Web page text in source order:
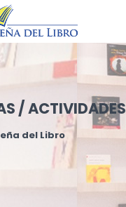
/ ACTIVIDADES
del Libro